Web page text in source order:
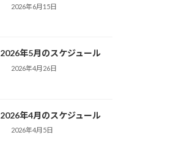
2026年6月15日
2026年5月のスケジュール
2026年4月26日
2026年4月のスケジュール
2026年4月5日